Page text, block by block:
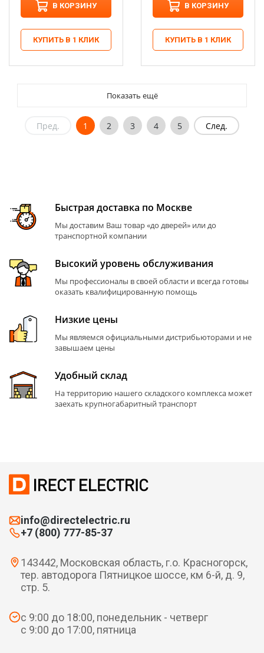
В КОРЗИНУ
КУПИТЬ В 1 КЛИК
В КОРЗИНУ
КУПИТЬ В 1 КЛИК
Показать ещё
Пред. 1 2 3 4 5 След.
Быстрая доставка по Москве
Мы доставим Ваш товар «до дверей» или до
транспортной компании
Высокий уровень обслуживания
Мы профессионалы в своей области и всегда готовы
оказать квалифицированную помощь
Низкие цены
Мы являемся официальными дистрибьюторами и не
завышаем цены
Удобный склад
На территорию нашего складского комплекса может
заехать крупногабаритный транспорт
info@directelectric.ru
+7 (800) 777-85-37
143442, Московская область, г.о. Красногорск,
тер. автодорога Пятницкое шоссе, км 6-й, д. 9,
стр. 5.
с 9:00 до 18:00, понедельник - четверг
с 9:00 до 17:00, пятница